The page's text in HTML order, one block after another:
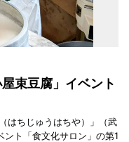
束豆腐」イベント
はちじゅうはちや）」（武
ト「食文化サロン」の第1